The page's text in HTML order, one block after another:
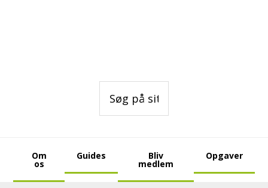
på
sitet
Om
os
Guides Bliv
medlem
Opgaver